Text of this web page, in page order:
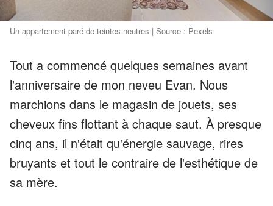
Un appartement paré de teintes neutres | Source : Pexels
Tout a commencé quelques semaines avant
l'anniversaire de mon neveu Evan. Nous
marchions dans le magasin de jouets, ses
cheveux fins flottant à chaque saut. À presque
cinq ans, il n'était qu'énergie sauvage, rires
bruyants et tout le contraire de l'esthétique de
sa mère.